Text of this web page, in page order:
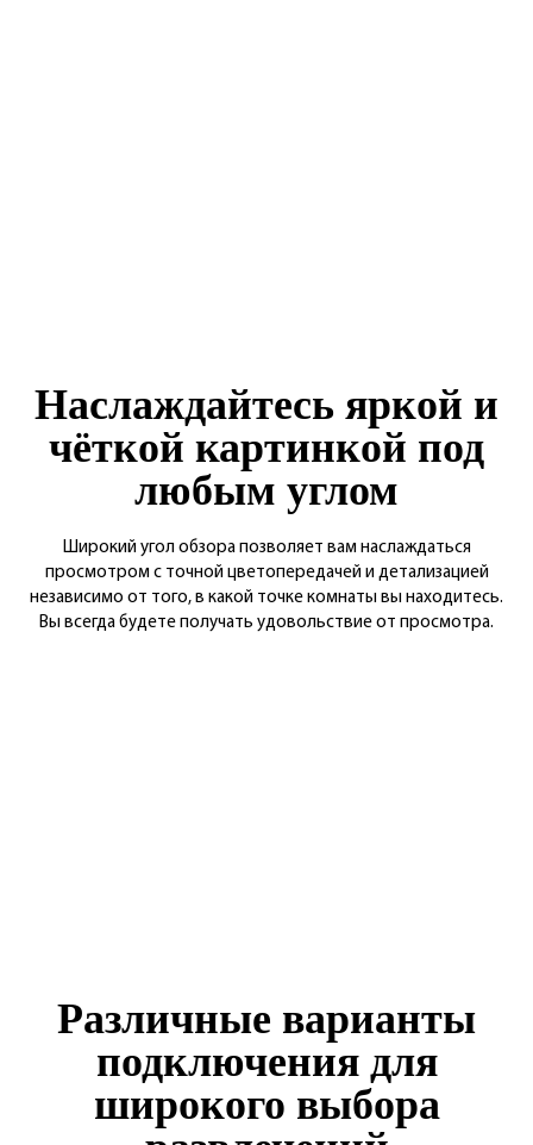
Наслаждайтесь яркой и
чёткой картинкой под
любым углом
Широкий угол обзора позволяет вам наслаждаться
просмотром с точной цветопередачей и детализацией
независимо от того, в какой точке комнаты вы находитесь.
Вы всегда будете получать удовольствие от просмотра.
Различные варианты
подключения для
широкого выбора